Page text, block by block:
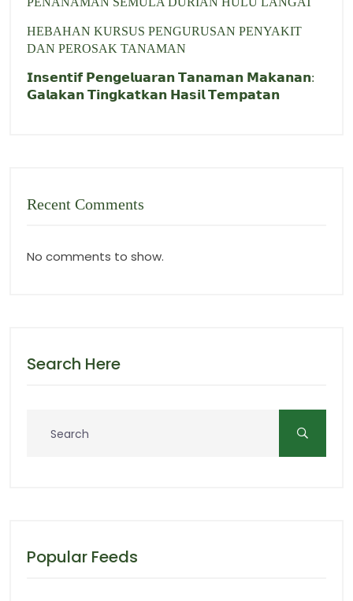
HEBAHAN KURSUS PENGURUSAN PENYAKIT
DAN PEROSAK TANAMAN
𝗜𝗻𝘀𝗲𝗻𝘁𝗶𝗳 𝗣𝗲𝗻𝗴𝗲𝗹𝘂𝗮𝗿𝗮𝗻 𝗧𝗮𝗻𝗮𝗺𝗮𝗻 𝗠𝗮𝗸𝗮𝗻𝗮𝗻:
𝗚𝗮𝗹𝗮𝗸𝗮𝗻 𝗧𝗶𝗻𝗴𝗸𝗮𝘁𝗸𝗮𝗻 𝗛𝗮𝘀𝗶𝗹 𝗧𝗲𝗺𝗽𝗮𝘁𝗮𝗻
Recent Comments
No comments to show.
Search Here
Popular Feeds